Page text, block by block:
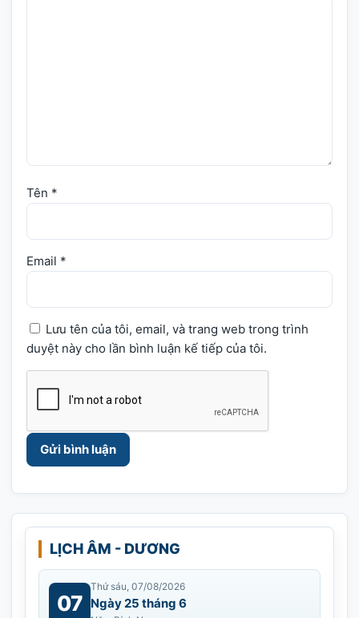
Tên *
Email *
Lưu tên của tôi, email, và trang web trong trình
duyệt này cho lần bình luận kế tiếp của tôi.
LỊCH ÂM - DƯƠNG
07
Thứ sáu, 07/08/2026
Ngày 25 tháng 6